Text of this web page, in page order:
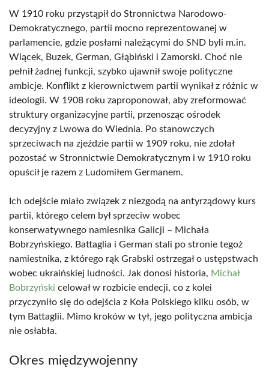
W 1910 roku przystąpił do Stronnictwa Narodowo-
Demokratycznego, partii mocno reprezentowanej w
parlamencie, gdzie posłami należącymi do SND byli m.in.
Wiącek, Buzek, German, Głąbiński i Zamorski. Choć nie
pełnił żadnej funkcji, szybko ujawnił swoje polityczne
ambicje. Konflikt z kierownictwem partii wynikał z różnic w
ideologii. W 1908 roku zaproponował, aby zreformować
struktury organizacyjne partii, przenosząc ośrodek
decyzyjny z Lwowa do Wiednia. Po stanowczych
sprzeciwach na zjeździe partii w 1909 roku, nie zdołał
pozostać w Stronnictwie Demokratycznym i w 1910 roku
opuścił je razem z Ludomiłem Germanem.
Ich odejście miało związek z niezgodą na antyrządowy kurs
partii, którego celem był sprzeciw wobec
konserwatywnego namiesnika Galicji – Michała
Bobrzyńskiego. Battaglia i German stali po stronie tegoż
namiestnika, z którego rąk Grabski ostrzegał o ustępstwach
wobec ukraińskiej ludności. Jak donosi historia, Michał
Bobrzyński celował w rozbicie endecji, co z kolei
przyczyniło się do odejścia z Koła Polskiego kilku osób, w
tym Battaglii. Mimo kroków w tył, jego polityczna ambicja
nie osłabła.
Okres międzywojenny